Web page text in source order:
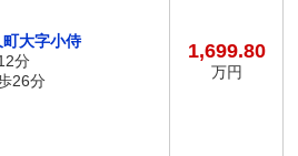
大字小侍
分
26分
1,699.80
万円